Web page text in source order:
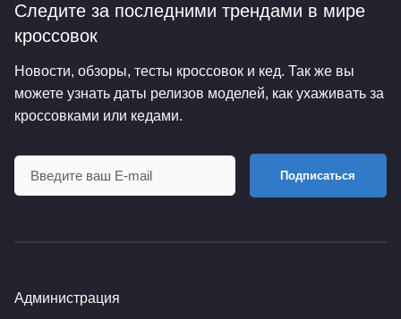
Следите за последними трендами в мире
кроссовок
Новости, обзоры, тесты кроссовок и кед. Так же вы
можете узнать даты релизов моделей, как ухаживать за
кроссовками или кедами.
Подписаться
Администрация